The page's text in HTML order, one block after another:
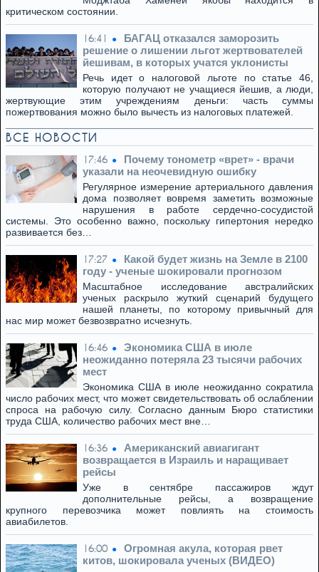
критическом состоянии.
16:41
БАГАЦ отказался заморозить
решение о лишении льгот жертвователей
йешивам, в которых учатся уклонисты
Речь идет о налоговой льготе по статье 46,
которую получают не учащиеся йешив, а люди,
жертвующие этим учреждениям деньги: часть суммы
пожертвования можно было вычесть из налоговых платежей.
ВСЕ НОВОСТИ
17:46
Почему тонометр «врет» - врачи
указали на неочевидную ошибку
Регулярное измерение артериального давления
дома позволяет вовремя заметить возможные
нарушения в работе сердечно-сосудистой
системы. Это особенно важно, поскольку гипертония нередко
развивается без…
17:27
Какой будет жизнь на Земле в 2100
году - ученые шокировали прогнозом
Масштабное исследование австралийских
ученых раскрыло жуткий сценарий будущего
нашей планеты, по которому привычный для
нас мир может безвозвратно исчезнуть.
16:46
Экономика США в июле
неожиданно потеряла 23 тысячи рабочих
мест
Экономика США в июле неожиданно сократила
число рабочих мест, что может свидетельствовать об ослаблении
спроса на рабочую силу. Согласно данным Бюро статистики
труда США, количество рабочих мест вне…
16:36
Американский авиагигант
возвращается в Израиль и наращивает
рейсы
Уже в сентябре пассажиров ждут
дополнительные рейсы, а возвращение
крупного перевозчика может повлиять на стоимость
авиабилетов.
16:00
Огромная акула, которая рвет
китов, шокировала ученых (ВИДЕО)